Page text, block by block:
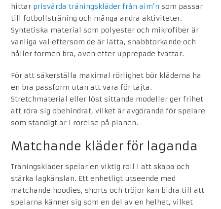
hittar prisvärda träningskläder från aim’n som passar
till fotbollsträning och många andra aktiviteter.
Syntetiska material som polyester och mikrofiber är
vanliga val eftersom de är lätta, snabbtorkande och
håller formen bra, även efter upprepade tvättar.
För att säkerställa maximal rörlighet bör kläderna ha
en bra passform utan att vara för tajta.
Stretchmaterial eller löst sittande modeller ger frihet
att röra sig obehindrat, vilket är avgörande för spelare
som ständigt är i rörelse på planen.
Matchande kläder för laganda
Träningskläder spelar en viktig roll i att skapa och
stärka lagkänslan. Ett enhetligt utseende med
matchande hoodies, shorts och tröjor kan bidra till att
spelarna känner sig som en del av en helhet, vilket